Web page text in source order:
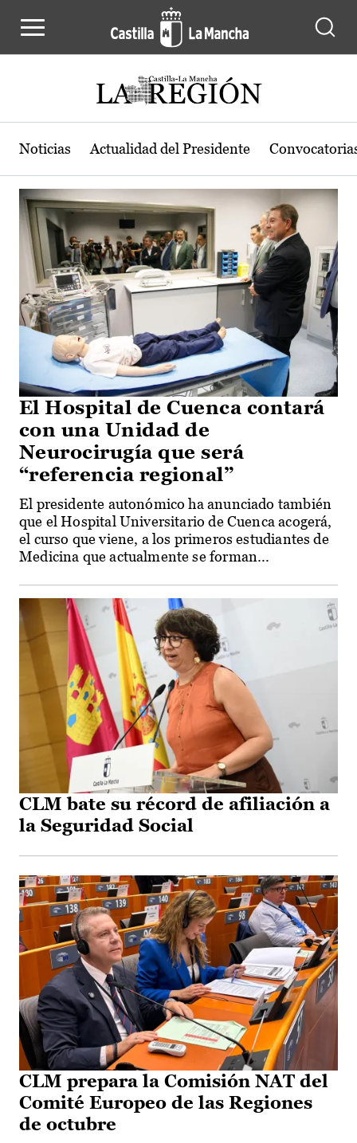
Actualidad de la región de Castilla-
Noticias Actualidad del Presidente
El Hospital de Cuenca contará
con una Unidad de
Neurocirugía que será
“referencia regional”
El presidente autonómico ha anunciado también
que el Hospital Universitario de Cuenca acogerá,
el curso que viene, a los primeros estudiantes de
Medicina que actualmente se forman...
CLM bate su récord de afiliación a
la Seguridad Social
CLM prepara la Comisión NAT del
Comité Europeo de las Regiones
de octubre